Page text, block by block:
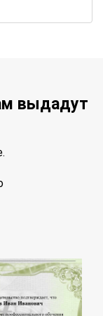
выдадут